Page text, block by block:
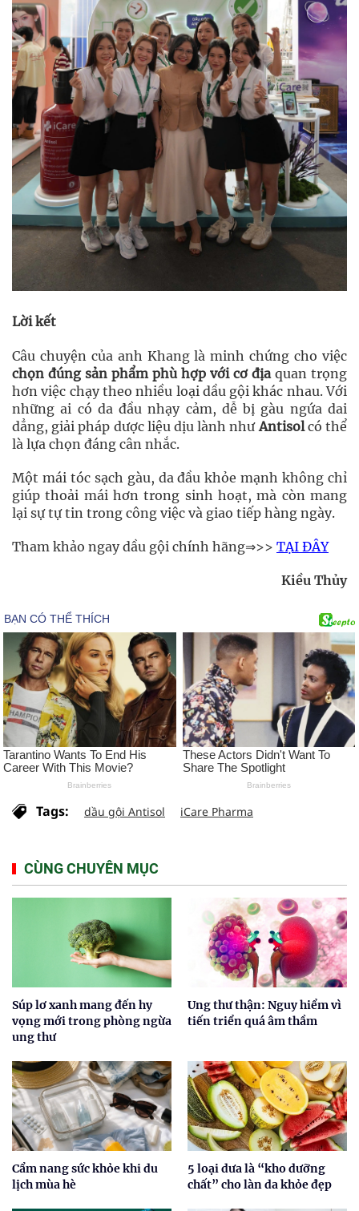
Lời kết
Câu chuyện của anh Khang là minh chứng cho việc
chọn đúng sản phẩm phù hợp với cơ địaquan trọng
hơn việc chạy theo nhiều loại dầu gội khác nhau. Với
những ai có da đầu nhạy cảm, dễ bị gàu ngứa dai
dẳng, giải pháp dược liệu dịu lành nhưAntisolcó thể
là lựa chọn đáng cân nhắc.
Một mái tóc sạch gàu, da đầu khỏe mạnh không chỉ
giúp thoải mái hơn trong sinh hoạt, mà còn mang
lại sự tự tin trong công việc và giao tiếp hàng ngày.
Tham khảo ngay dầu gội chính hãng⇒>> TẠI ĐÂY
Kiều Thủy
Tags: dầu gội Antisol iCare Pharma
CÙNG CHUYÊN MỤC
Súp lơ xanh mang đến hy
vọng mới trong phòng ngừa
ung thư
Ung thư thận: Nguy hiểm vì
tiến triển quá âm thầm
Cẩm nang sức khỏe khi du
lịch mùa hè
5 loại dưa là “kho dưỡng
chất” cho làn da khỏe đẹp